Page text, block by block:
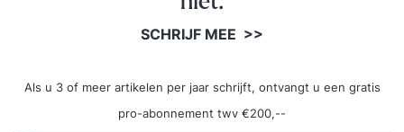
stelt een contentkalender op. Ook krijg je tips om
Middag Je leert hoe je je acties kunt monitoren.
Je ontdekt met welke tools je online conversaties
SCHRIJF MEE >>
Als u 3 of meer artikelen per jaar schrijft, ontvangt u een gratis
pro-abonnement twv €200,--